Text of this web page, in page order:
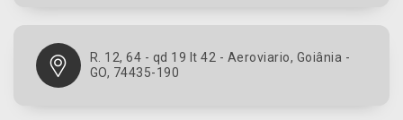
R. 12, 64 - qd 19 lt 42 - Aeroviario, Goiânia -
GO, 74435-190